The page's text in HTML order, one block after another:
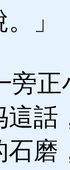
」
正
這話
石磨